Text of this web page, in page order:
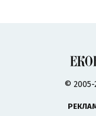
©